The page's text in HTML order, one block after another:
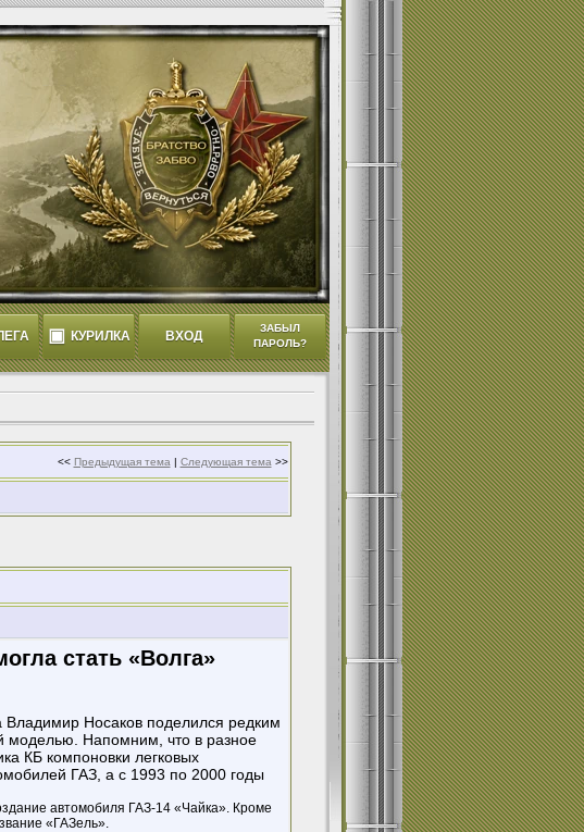
▣ КУРИЛКА ВХОД
ЗАБЫЛ
ПАРОЛЬ?
<< Предыдущая тема | Следующая тема >>
стать «Волга»
Владимир Носаков поделился редким
моделью. Напомним, что в разное
КБ компоновки легковых
ГАЗ, а с 1993 по 2000 годы
автомобиля ГАЗ-14 «Чайка». Кроме
«ГАЗель».